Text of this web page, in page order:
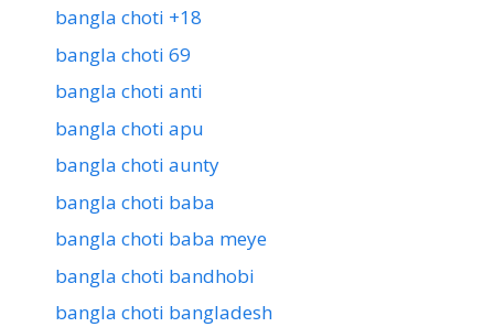
bangla choti +18
bangla choti 69
bangla choti anti
bangla choti apu
bangla choti aunty
bangla choti baba
bangla choti baba meye
bangla choti bandhobi
bangla choti bangladesh